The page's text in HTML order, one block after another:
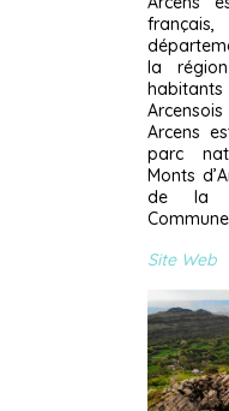
la région
Arcens
parc
Monts
de la
Site Web